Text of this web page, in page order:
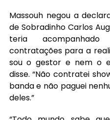
Massouh negou a
de Sobradinho Carlos
teria
contratações para a
sou o gestor e nem o
disse. “Não contratei
banda e não paguei
deles.”